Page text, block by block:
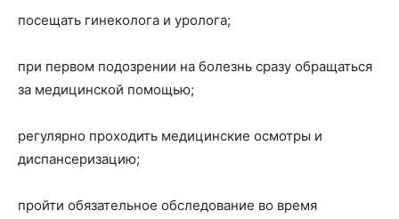
посещать гинеколога и уролога;
при первом подозрении на болезнь сразу обращаться
за медицинской помощью;
регулярно проходить медицинские осмотры и
диспансеризацию;
пройти обязательное обследование во время